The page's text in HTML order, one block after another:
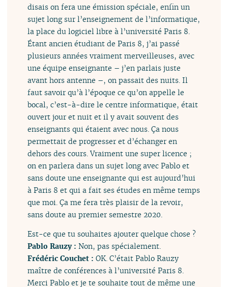
disais on fera une émission spéciale, enfin un
sujet long sur l’enseignement de l’informatique,
la place du logiciel libre à l’université Paris 8.
Étant ancien étudiant de Paris 8, j’ai passé
plusieurs années vraiment merveilleuses, avec
une équipe enseignante – j’en parlais juste
avant hors antenne –, on passait des nuits. Il
faut savoir qu’à l’époque ce qu’on appelle le
bocal, c’est-à-dire le centre informatique, était
ouvert jour et nuit et il y avait souvent des
enseignants qui étaient avec nous. Ça nous
permettait de progresser et d’échanger en
dehors des cours. Vraiment une super licence ;
on en parlera dans un sujet long avec Pablo et
sans doute une enseignante qui est aujourd’hui
à Paris 8 et qui a fait ses études en même temps
que moi. Ça me fera très plaisir de la revoir,
sans doute au premier semestre 2020.
Est-ce que tu souhaites ajouter quelque chose ?
Pablo Rauzy :Non, pas spécialement.
Frédéric Couchet :OK. C’était Pablo Rauzy
maître de conférences à l’université Paris 8.
Merci Pablo et je te souhaite tout de même une